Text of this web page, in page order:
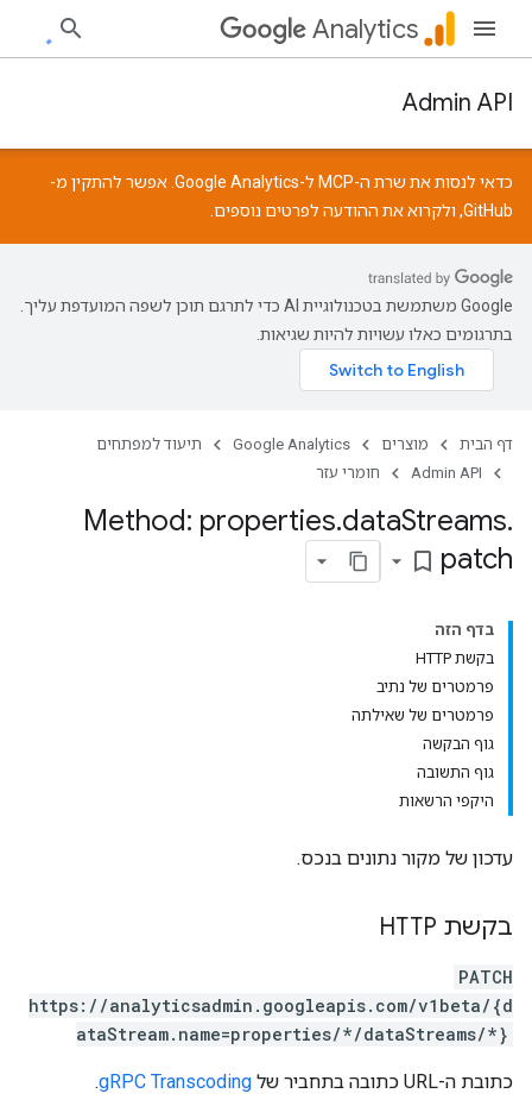
Analytics
Admin API
כדאי לנסות את שרת ה-MCP ל-Google Analytics. אפשר להתקין מ-
GitHub, ולקרוא את ההודעה לפרטים נוספים.
‫Google משתמשת בטכנולוגיית AI כדי לתרגם תוכן לשפה המועדפת עליך.
בתרגומים כאלו עשויות להיות שגיאות.
דף הבית מוצרים Google Analytics
תיעוד למפתחים
Admin API
חומרי עזר
Method: properties.dataStreams.
patch
bookmark_border
בדף הזה
בקשת HTTP
פרמטרים של נתיב
פרמטרים של שאילתה
גוף הבקשה
גוף התשובה
היקפי הרשאות
עדכון של מקור נתונים בנכס.
בקשת HTTP
PATCH
https://analyticsadmin.googleapis.com/v1beta/{d
ataStream.name=properties/*/dataStreams/*}
כתובת ה-URL כתובה בתחביר של gRPC Transcoding
.